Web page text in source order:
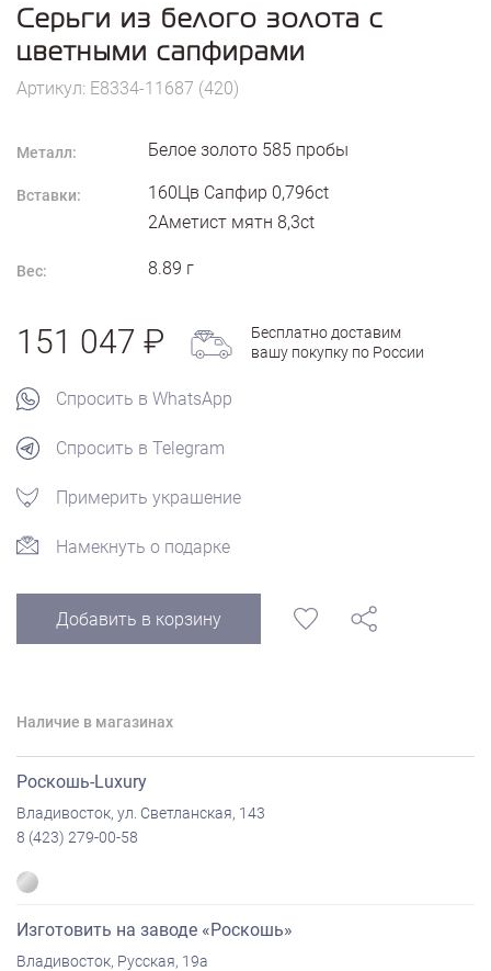
Серьги из белого золота с
цветными сапфирами
Артикул: E8334-11687 (420)
Металл: Белое золото 585 пробы
Вставки:
160Цв Сапфир 0,796ct
2Аметист мятн 8,3ct
Вес: 8.89 г
151 047
Бесплатно доставим
вашу покупку по России
Спросить в WhatsApp
Спросить в Telegram
Примерить украшение
Намекнуть о подарке
Добавить в корзину
Наличие в магазинах
Роскошь-Luxury
Владивосток, ул. Светланская, 143
8 (423) 279-00-58
Изготовить на заводе «Роскошь»
Владивосток, Русская, 19а